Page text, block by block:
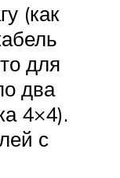
(как
для
два
4×4).
с